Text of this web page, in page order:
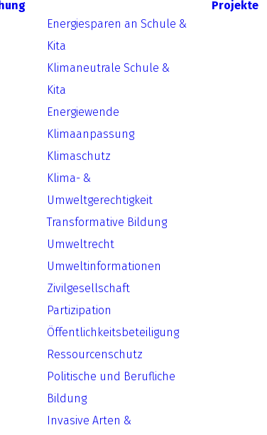
Energiesparen an Schule &
Kita
Klimaneutrale Schule &
Kita
Energiewende
Klimaanpassung
Klimaschutz
Klima- &
Umweltgerechtigkeit
Transformative Bildung
Umweltrecht
Umweltinformationen
Zivilgesellschaft
Partizipation
Öffentlichkeitsbeteiligung
Ressourcenschutz
Politische und Berufliche
Bildung
Invasive Arten &
Projekte